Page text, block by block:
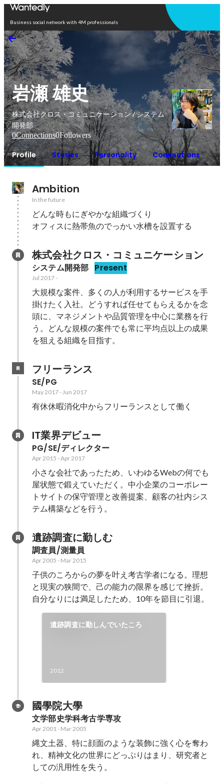
Business social network with 4M professionals
岩瀬 雄史
株式会社クロス・コミュニケーション / システム
開発部
0Connections0Followers
Profile Stories Personality Connections
Ambition
In the future
どんな時もにぎやかな組織づくり
オフィスに熱帯魚のでっかい水槽を設置する
株式会社クロス・コミュニケーション
システム開発部 Present
Jul 2017-
大規模な案件、多くの人が利用するサービスを手
掛けたく入社。どうすれば任せてもらえるかを念
頭に、マネジメントや品質管理を中心に業務を行
う。どんな規模の案件でも常に平均点以上の成果
を狙える組織を目指す。
フリーランス
SE/PG
May 2017-Jun 2017
有休休暇消化中からフリーランスとして働く
IT業界デビュー
PG/SE/ディレクター
Apr 2015 -Apr 2017
小さな会社であったため、いわゆるWebの何でも
屋状態で鍛えていただく。中小企業のコーポレー
トサイトの保守管理と改善提案、顧客の社内シス
テム構築などを行う。
遺跡調査に勤しむ
調査員/測量員
Apr 2005 - Mar 2015
子供のころからの夢を叶え考古学者になる。理想
と現実の狭間で、己の能力の限界を感じて挫折。
自分なりには満足したため、10年を節目に引退。
遺跡調査に勤しんでいたころ
2012
國學院大學
文学部史学科考古学専攻
Apr 2001- Mar 2005
縄文土器、特に顔面のような装飾に強く心を奪わ
れ、精神文化の世界にどっぷりはまり、研究者と
しての汎用性を失う。